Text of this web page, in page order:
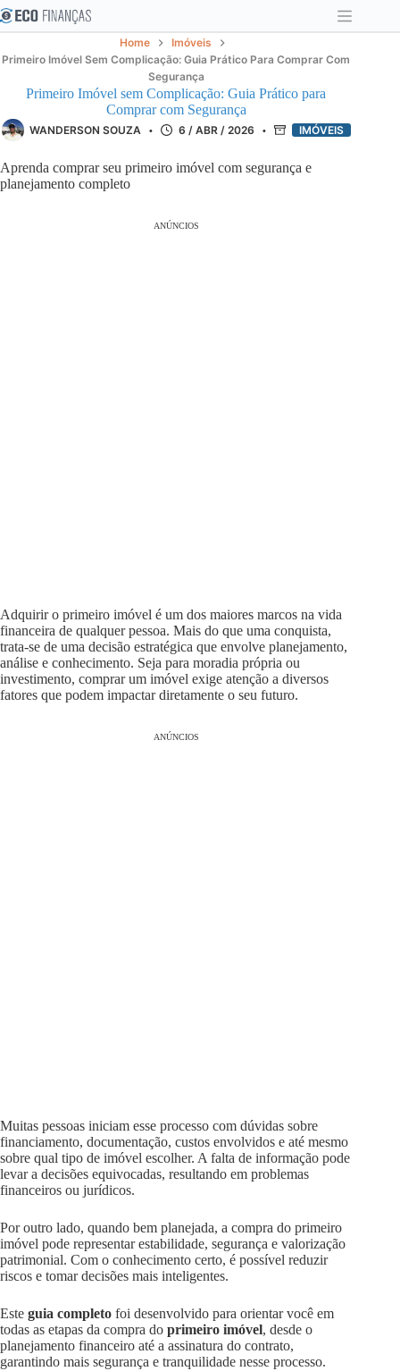
Pular
para
conteúdo
Home
Imóveis
Primeiro Imóvel Sem Complicação: Guia Prático Para Comprar Com
Segurança
Primeiro Imóvel sem Complicação: Guia Prático para
Comprar com Segurança
WANDERSON SOUZA 6 / ABR / 2026 IMÓVEIS
Aprenda comprar seu primeiro imóvel com segurança e
planejamento completo
ANÚNCIOS
Adquirir o primeiro imóvel é um dos maiores marcos na vida
financeira de qualquer pessoa. Mais do que uma conquista,
trata-se de uma decisão estratégica que envolve planejamento,
análise e conhecimento. Seja para moradia própria ou
investimento, comprar um imóvel exige atenção a diversos
fatores que podem impactar diretamente o seu futuro.
ANÚNCIOS
Muitas pessoas iniciam esse processo com dúvidas sobre
financiamento, documentação, custos envolvidos e até mesmo
sobre qual tipo de imóvel escolher. A falta de informação pode
levar a decisões equivocadas, resultando em problemas
financeiros ou jurídicos.
Por outro lado, quando bem planejada, a compra do primeiro
imóvel pode representar estabilidade, segurança e valorização
patrimonial. Com o conhecimento certo, é possível reduzir
riscos e tomar decisões mais inteligentes.
Este guia completo foi desenvolvido para orientar você em
todas as etapas da compra do primeiro imóvel, desde o
planejamento financeiro até a assinatura do contrato,
garantindo mais segurança e tranquilidade nesse processo.